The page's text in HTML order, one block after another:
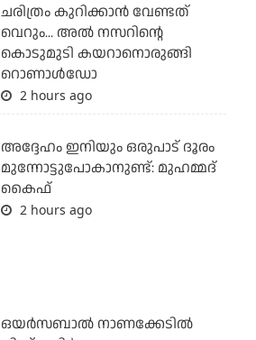
ചരിത്രം കുറിക്കാന്‍ വേണ്ടത്
വെറും... അല്‍ നസറിന്റെ
കൊടുമുടി കയറാനൊരുങ്ങി
റൊണാള്‍ഡോ
2 hours ago
അദ്ദേഹം ഇനിയും ഒരുപാട് ദൂരം
മുന്നോട്ടുപോകാനുണ്ട്: മുഹമ്മദ്
കൈഫ്
2 hours ago
ഒയര്‍സബാൽ നാണക്കേടിൽ